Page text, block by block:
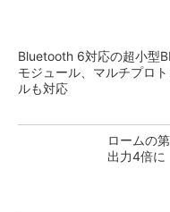
Bluetooth 6対応の超小型
モジュール、マルチプロト
ルも対応
ロームの
出力4倍に